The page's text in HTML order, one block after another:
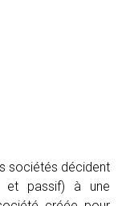
sociétés décident
et passif) à une